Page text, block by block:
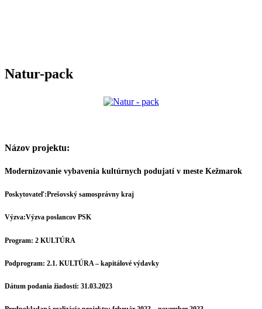
Natur-pack
Názov projektu:
Modernizovanie vybavenia kultúrnych podujatí v meste Kežmarok
Poskytovateľ:Prešovský samosprávny kraj
Výzva:Výzva poslancov PSK
Program: 2 KULTÚRA
Podprogram: 2.1. KULTÚRA – kapitálové výdavky
Dátum podania žiadosti: 31.03.2023